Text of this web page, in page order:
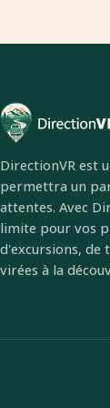
DirectionVR est
permettra un
attentes. Avec
limite pour vos
d'excursions, de
virées à la